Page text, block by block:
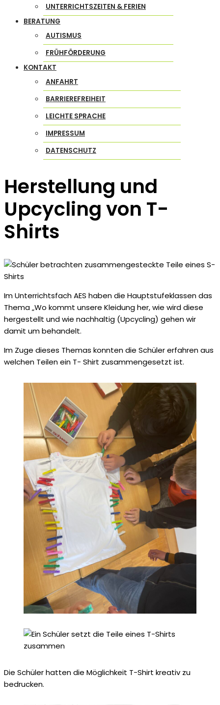
UNTERRICHTSZEITEN & FERIEN
BERATUNG
AUTISMUS
FRÜHFÖRDERUNG
KONTAKT
ANFAHRT
BARRIEREFREIHEIT
LEICHTE SPRACHE
IMPRESSUM
DATENSCHUTZ
Herstellung und
Upcycling von T-
Shirts
Im Unterrichtsfach AES haben die Hauptstufeklassen das
Thema „Wo kommt unsere Kleidung her, wie wird diese
hergestellt und wie nachhaltig (Upcycling) gehen wir
damit um behandelt.
Im Zuge dieses Themas konnten die Schüler erfahren aus
welchen Teilen ein T- Shirt zusammengesetzt ist.
Die Schüler hatten die Möglichkeit T-Shirt kreativ zu
bedrucken.